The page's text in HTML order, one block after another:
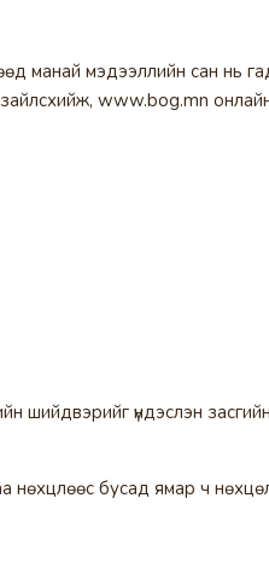
манай мэдээллийн сан нь
www.bog.mn онлайн
шийдвэрийг үндэслэн
нөхцлөөс бусад ямар ч